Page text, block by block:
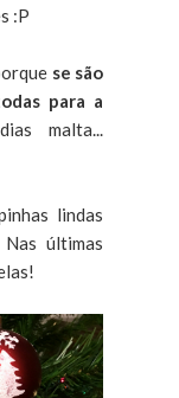
:P
se são
para a
malta...
lindas
últimas